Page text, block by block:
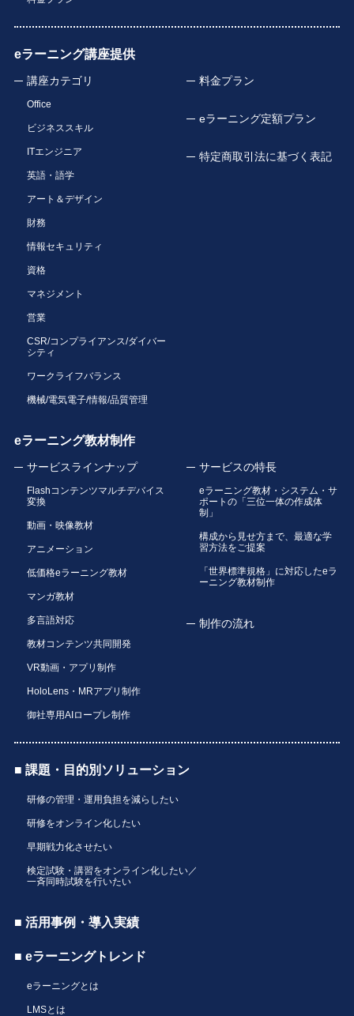
eラーニング講座提供
講座カテゴリ
Office
ビジネススキル
ITエンジニア
英語・語学
アート＆デザイン
財務
情報セキュリティ
資格
マネジメント
営業
CSR/コンプライアンス/ダイバー
シティ
ワークライフバランス
機械/電気電子/情報/品質管理
料金プラン
eラーニング定額プラン
特定商取引法に基づく表記
eラーニング教材制作
サービスラインナップ
Flashコンテンツマルチデバイス
変換
動画・映像教材
アニメーション
低価格eラーニング教材
マンガ教材
多言語対応
教材コンテンツ共同開発
VR動画・アプリ制作
HoloLens・MRアプリ制作
御社専用AIロープレ制作
サービスの特長
eラーニング教材・システム・サ
ポートの「三位一体の作成体
制」
構成から見せ方まで、最適な学
習方法をご提案
「世界標準規格」に対応したeラ
ーニング教材制作
制作の流れ
■ 課題・目的別ソリューション
研修の管理・運用負担を減らしたい
研修をオンライン化したい
早期戦力化させたい
検定試験・講習をオンライン化したい／
一斉同時試験を行いたい
■ 活用事例・導入実績
■ eラーニングトレンド
eラーニングとは
LMSとは